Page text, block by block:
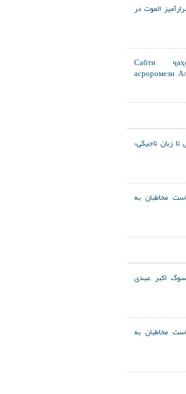
الموت در
Сабти
асроромези
تا زبان تاجیکی»
مخاطبان به
اکبر عبدی
مخاطبان به